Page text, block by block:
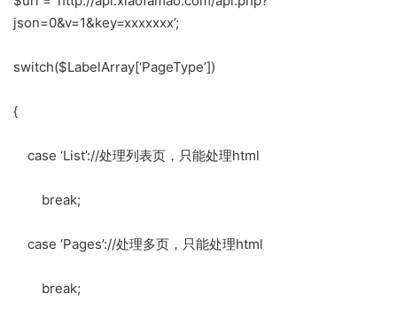
json=0&v=1&key=xxxxxxx’;
switch($LabelArray[‘PageType’])
{
case ‘List’://处理列表页，只能处理html
break;
case ‘Pages’://处理多页，只能处理html
break;